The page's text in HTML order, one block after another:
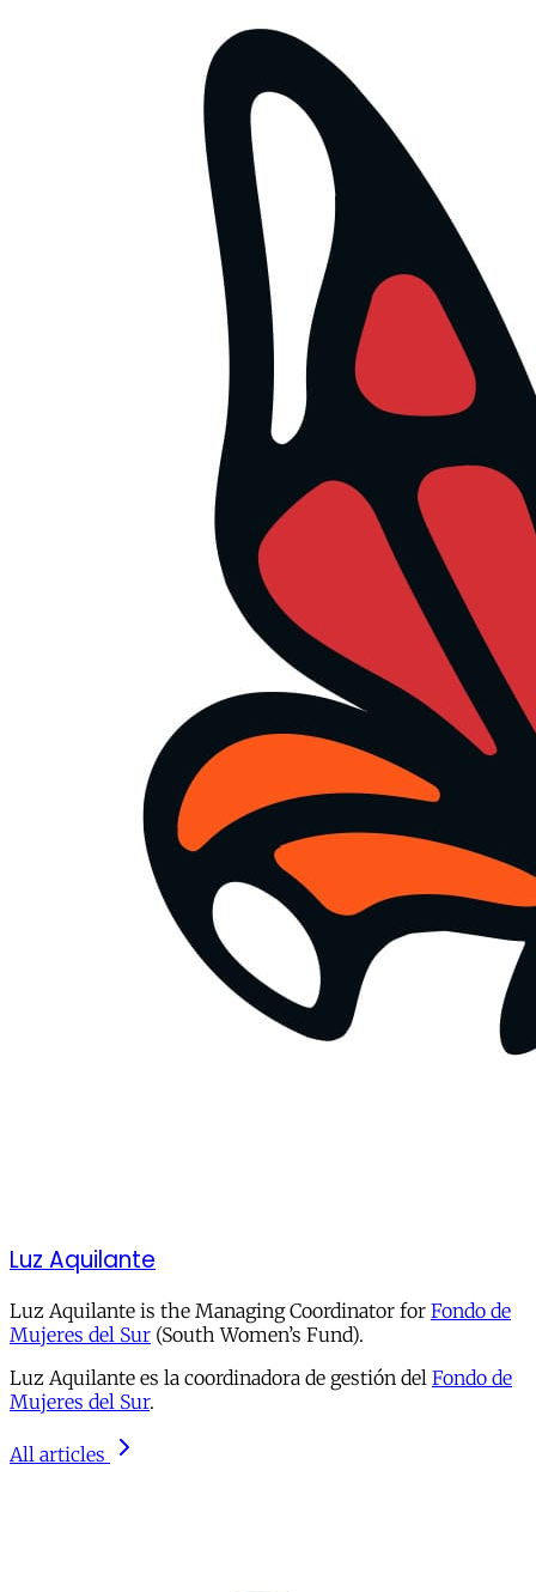
Luz Aquilante
Luz Aquilante is the Managing Coordinator for Fondo de
Mujeres del Sur (South Women’s Fund).
Luz Aquilante es la coordinadora de gestión del Fondo de
Mujeres del Sur.
All articles